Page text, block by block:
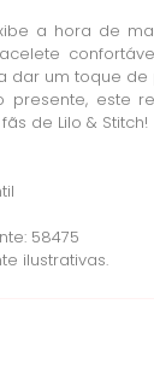
a hora de
dar um toque
presente, este
de Lilo & Stitch!
58475
ilustrativas.